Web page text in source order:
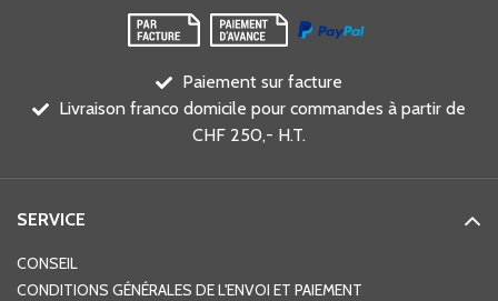
Paiement sur facture
Livraison franco domicile pour commandes à partir de
CHF 250,- H.T.
SERVICE
CONSEIL
CONDITIONS GÉNÉRALES DE L'ENVOI ET PAIEMENT